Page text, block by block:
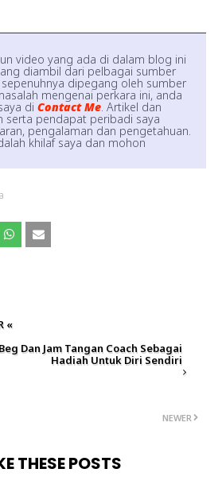
video yang ada di dalam blog ini
diambil dari pelbagai sumber
dipegang oleh sumber
mengenai perkara ini, anda
di Contact Me . Artikel dan
serta pendapat peribadi saya
pengalaman dan pengetahuan.
khilaf saya dan mohon
«
Beg Dan Jam Tangan Coach Sebagai
Hadiah Untuk Diri Sendiri
NEWER
THESE POSTS